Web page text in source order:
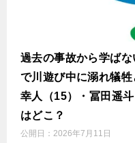
過去の事故から学ばな
で川遊び中に溺れ犠
幸人（15）・冨田遥
はどこ？
公開日： 2026年7月11日